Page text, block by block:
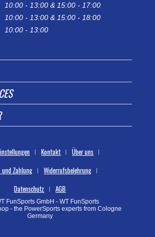
10:00 - 13:00 & 15:00 - 17:00
10:00 - 13:00 & 15:00 - 18:00
10:00 - 13:00
Kontakt
Über uns
und Zahlung
Widerrufsbelehrung
Datenschutz
AGB
FunSports GmbH - WT FunSports
- the PowerSports experts from Cologne
Germany